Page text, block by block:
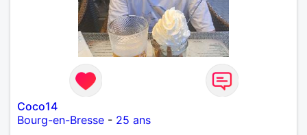
Coco14
Bourg-en-Bresse - 25 ans